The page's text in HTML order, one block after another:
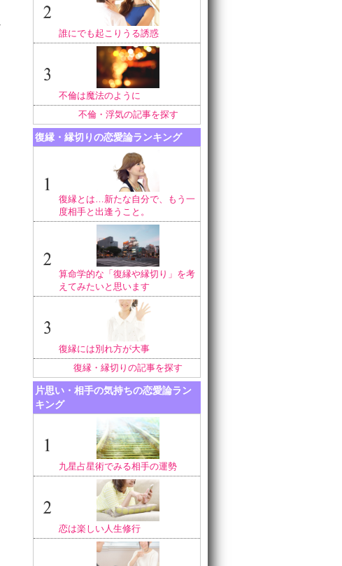
誰にでも起こりうる誘惑
不倫は魔法のように
不倫・浮気の記事を探す
復縁・縁切りの恋愛論ランキング
復縁とは…新たな自分で、もう一
度相手と出逢うこと。
算命学的な「復縁や縁切り」を考
えてみたいと思います
復縁には別れ方が大事
復縁・縁切りの記事を探す
片思い・相手の気持ちの恋愛論ラン
キング
九星占星術でみる相手の運勢
恋は楽しい人生修行